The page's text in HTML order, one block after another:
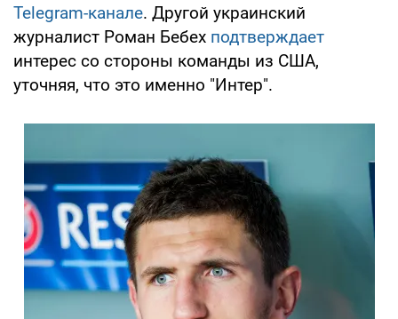
Telegram-канале. Другой украинский
журналист Роман Бебех подтверждает
интерес со стороны команды из США,
уточняя, что это именно "Интер".